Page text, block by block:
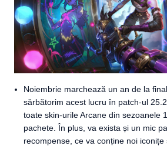
Noiembrie marchează un an de la
sărbătorim acest lucru în patch-ul
toate skin-urile Arcane din sezoanele
pachete. În plus, va exista și un mic
recompense, ce va conține noi iconițe